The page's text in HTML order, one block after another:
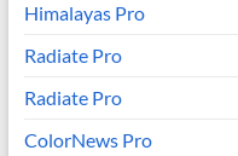
Himalayas Pro
Radiate Pro
Radiate Pro
ColorNews Pro